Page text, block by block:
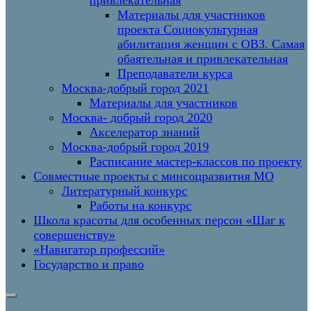
Материалы для участников
проекта Социокультурная
абилитация женщин с ОВЗ. Самая
обаятельная и привлекательная
Преподаватели курса
Москва-добрый город 2021
Материалы для участников
Москва- добрый город 2020
Акселератор знаний
Москва-добрый город 2019
Расписание мастер-классов по проекту
Совместные проекты с минсоцразвития МО
Литературный конкурс
Работы на конкурс
Школа красоты для особенных персон «Шаг к
совершенству»
«Навигатор профессий»
Государство и право